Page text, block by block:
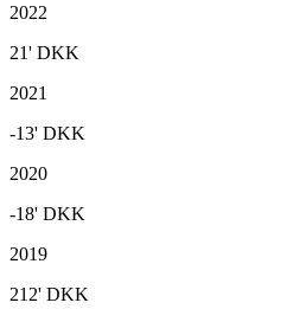
2022
21' DKK
2021
-13' DKK
2020
-18' DKK
2019
212' DKK